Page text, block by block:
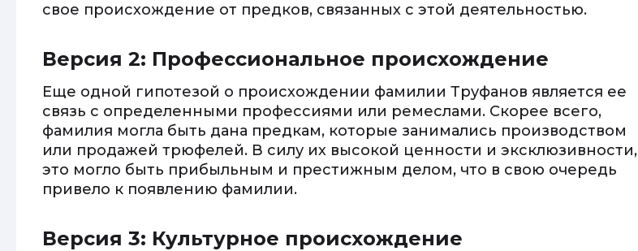
свое происхождение от предков, связанных с этой деятельностью.
Версия 2: Профессиональное происхождение
Еще одной гипотезой о происхождении фамилии Труфанов является ее
связь с определенными профессиями или ремеслами. Скорее всего,
фамилия могла быть дана предкам, которые занимались производством
или продажей трюфелей. В силу их высокой ценности и эксклюзивности,
это могло быть прибыльным и престижным делом, что в свою очередь
привело к появлению фамилии.
Версия 3: Культурное происхождение